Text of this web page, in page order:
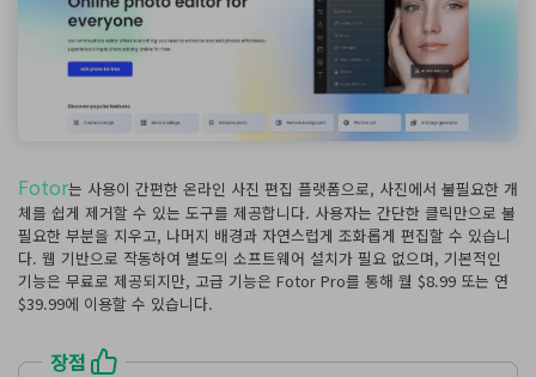
Fotor는 사용이 간편한 온라인 사진 편집 플랫폼으로, 사진에서 불필요한 개
체를 쉽게 제거할 수 있는 도구를 제공합니다. 사용자는 간단한 클릭만으로 불
필요한 부분을 지우고, 나머지 배경과 자연스럽게 조화롭게 편집할 수 있습니
다. 웹 기반으로 작동하여 별도의 소프트웨어 설치가 필요 없으며, 기본적인
기능은 무료로 제공되지만, 고급 기능은 Fotor Pro를 통해 월 $8.99 또는 연
$39.99에 이용할 수 있습니다.
장점